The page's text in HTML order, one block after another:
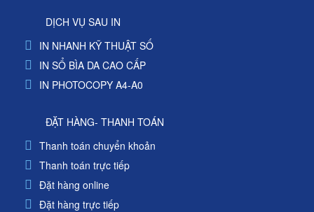
DỊCH VỤ SAU IN
IN NHANH KỸ THUẬT SỐ
IN SỔ BÌA DA CAO CẤP
IN PHOTOCOPY A4-A0
ĐẶT HÀNG- THANH TOÁN
Thanh toán chuyển khoản
Thanh toán trực tiếp
Đặt hàng online
Đặt hàng trực tiếp